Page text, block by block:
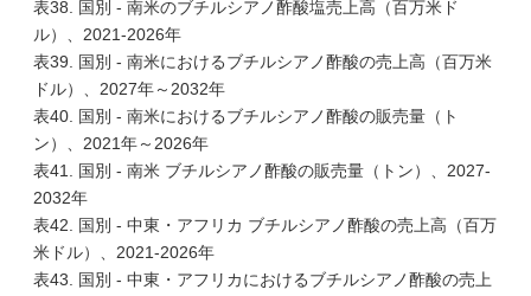
表38. 国別 - 南米のブチルシアノ酢酸塩売上高（百万米ド
ル）、2021-2026年
表39. 国別 - 南米におけるブチルシアノ酢酸の売上高（百万米
ドル）、2027年～2032年
表40. 国別 - 南米におけるブチルシアノ酢酸の販売量（ト
ン）、2021年～2026年
表41. 国別 - 南米 ブチルシアノ酢酸の販売量（トン）、2027-
2032年
表42. 国別 - 中東・アフリカ ブチルシアノ酢酸の売上高（百万
米ドル）、2021-2026年
表43. 国別 - 中東・アフリカにおけるブチルシアノ酢酸の売上